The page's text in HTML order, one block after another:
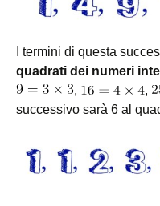
I termini di questa
quadrati dei numeri
,
,
successivo sarà 6 al